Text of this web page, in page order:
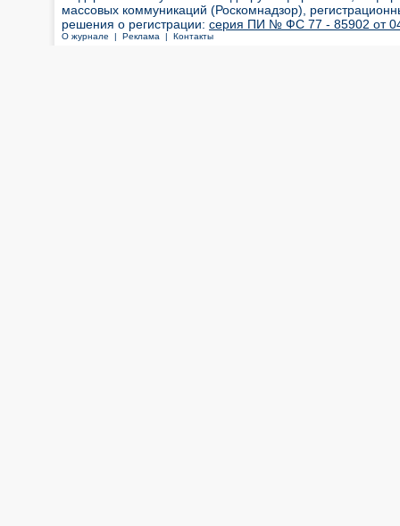
массовых коммуникаций (Роскомнадзор),
решения о регистрации: серия ПИ № ФС 77 - 85902 от 04
О журнале | Реклама | Контакты